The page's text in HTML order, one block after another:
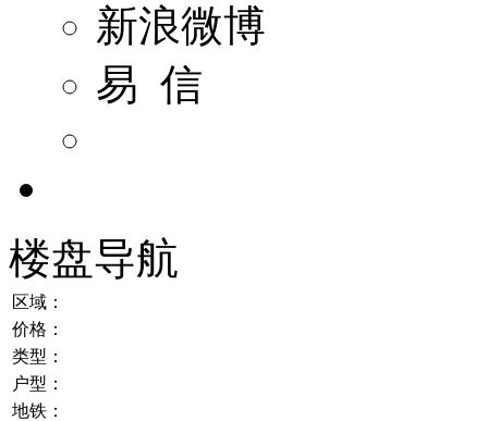
新浪微博
易 信
楼盘导航
区域：
价格：
类型：
户型：
地铁：